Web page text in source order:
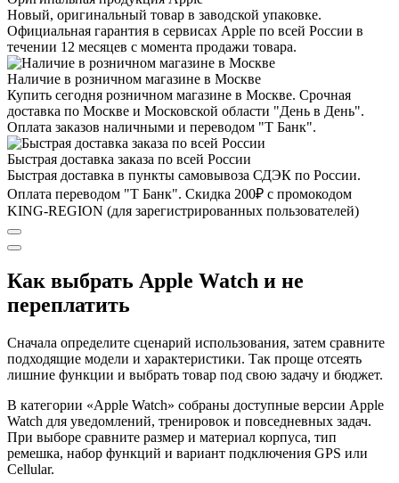
Новый, оригинальный товар в заводской упаковке.
Официальная гарантия в сервисах Apple по всей России в
течении 12 месяцев с момента продажи товара.
Наличие в розничном магазине в Москве
Купить сегодня розничном магазине в Москве. Срочная
доставка по Москве и Московской области "День в День".
Оплата заказов наличными и переводом "Т Банк".
Быстрая доставка заказа по всей России
Быстрая доставка в пункты самовывоза СДЭК по России.
Оплата переводом "Т Банк". Скидка 200₽ с промокодом
KING-REGION (для зарегистрированных пользователей)
Как выбрать Apple Watch и не
переплатить
Сначала определите сценарий использования, затем сравните
подходящие модели и характеристики. Так проще отсеять
лишние функции и выбрать товар под свою задачу и бюджет.
В категории «Apple Watch» собраны доступные версии Apple
Watch для уведомлений, тренировок и повседневных задач.
При выборе сравните размер и материал корпуса, тип
ремешка, набор функций и вариант подключения GPS или
Cellular.